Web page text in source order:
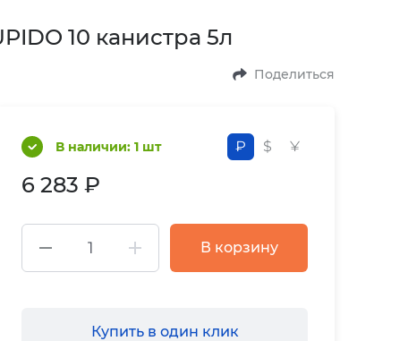
10 канистра 5л
Поделиться
В наличии: 1 шт ₽ $ ¥
6 283 ₽
В корзину
Купить в один клик